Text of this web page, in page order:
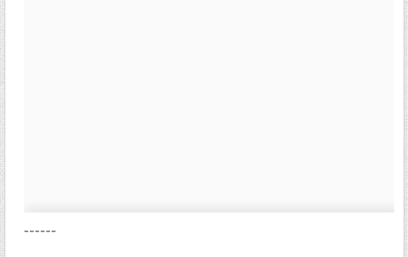
------